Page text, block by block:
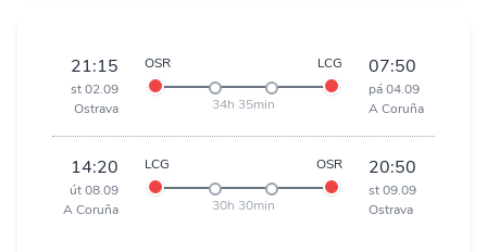
21:15
st 02.09
Ostrava
OSR LCG
34h 35min
07:50
pá 04.09
A Coruña
14:20
út 08.09
A Coruña
LCG OSR
30h 30min
20:50
st 09.09
Ostrava